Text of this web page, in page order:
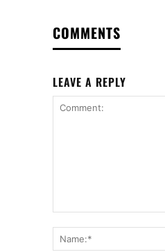
COMMENTS
LEAVE A REPLY